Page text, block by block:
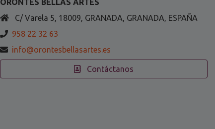
ORONTES BELLAS ARTES
C/ Varela 5, 18009, GRANADA, GRANADA, ESPAÑA
958 22 32 63
info@orontesbellasartes.es
Contáctanos